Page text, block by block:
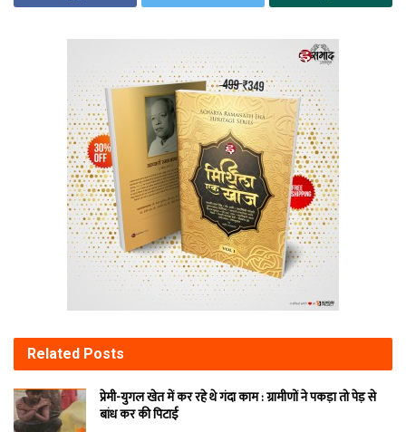
Related Posts
प्रेमी-युगल खेत में कर रहे थे गंदा काम : ग्रामीणों ने पकड़ा तो पेड़ से
बांध कर की पिटाई